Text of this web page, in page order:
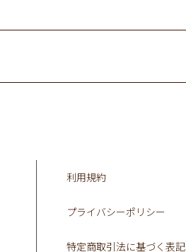
利用規約
プライバシーポリシー
特定商取引法に基づく表記